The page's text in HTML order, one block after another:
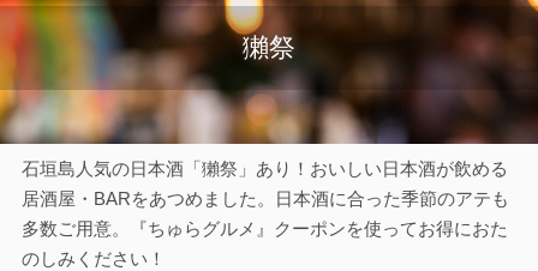
獺祭
石垣島人気の日本酒「獺祭」あり！おいしい日本酒が飲める
居酒屋・BARをあつめました。日本酒に合った季節のアテも
多数ご用意。『ちゅらグルメ』クーポンを使ってお得におた
のしみください！